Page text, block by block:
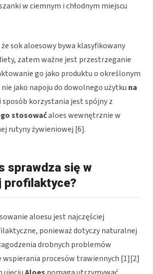
w ciemnym i chłodnym miejscu
sok aloesowy bywa klasyfikowany
zatem ważne jest przestrzeganie
go jako produktu o określonym
jako napoju do dowolnego użytku na
sposób korzystania jest spójny z
stosowaćaloes wewnętrznie w
rutyny żywieniowej [6].
sprawdza się w
profilaktyce?
aloesu jest najczęściej
ponieważ dotyczy naturalnej
drobnych problemów
wspierania procesów trawiennych [1][2]